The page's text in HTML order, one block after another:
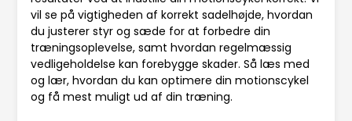
vil se på vigtigheden af korrekt sadelhøjde, hvordan
du justerer styr og sæde for at forbedre din
træningsoplevelse, samt hvordan regelmæssig
vedligeholdelse kan forebygge skader. Så læs med
og lær, hvordan du kan optimere din motionscykel
og få mest muligt ud af din træning.